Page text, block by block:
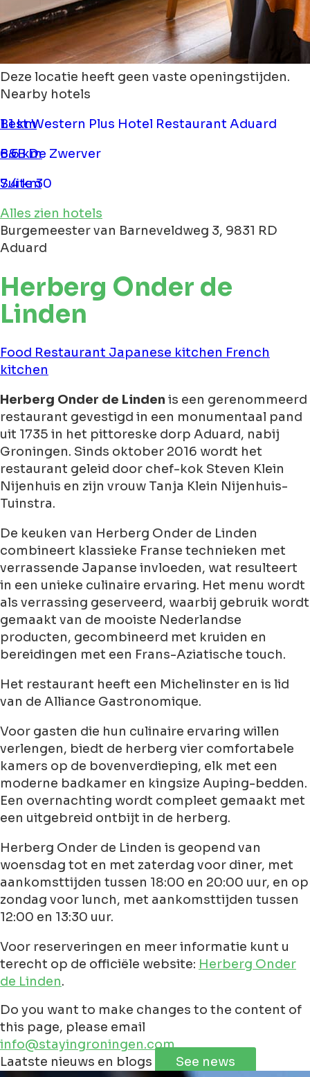
Deze locatie heeft geen vaste openingstijden.
Nearby hotels
Best Western Plus Hotel Restaurant Aduard
1.1 km
B&B De Zwerver
6.6 km
Suite 30
7.4 km
Alles zien hotels
Burgemeester van Barneveldweg 3, 9831 RD
Aduard
Herberg Onder de
Linden
Food Restaurant Japanese kitchen French
kitchen
Herberg Onder de Linden is een gerenommeerd
restaurant gevestigd in een monumentaal pand
uit 1735 in het pittoreske dorp Aduard, nabij
Groningen. Sinds oktober 2016 wordt het
restaurant geleid door chef-kok Steven Klein
Nijenhuis en zijn vrouw Tanja Klein Nijenhuis-
Tuinstra.
De keuken van Herberg Onder de Linden
combineert klassieke Franse technieken met
verrassende Japanse invloeden, wat resulteert
in een unieke culinaire ervaring. Het menu wordt
als verrassing geserveerd, waarbij gebruik wordt
gemaakt van de mooiste Nederlandse
producten, gecombineerd met kruiden en
bereidingen met een Frans-Aziatische touch.
Het restaurant heeft een Michelinster en is lid
van de Alliance Gastronomique.
Voor gasten die hun culinaire ervaring willen
verlengen, biedt de herberg vier comfortabele
kamers op de bovenverdieping, elk met een
moderne badkamer en kingsize Auping-bedden.
Een overnachting wordt compleet gemaakt met
een uitgebreid ontbijt in de herberg.
Herberg Onder de Linden is geopend van
woensdag tot en met zaterdag voor diner, met
aankomsttijden tussen 18:00 en 20:00 uur, en op
zondag voor lunch, met aankomsttijden tussen
12:00 en 13:30 uur.
Voor reserveringen en meer informatie kunt u
terecht op de officiële website: Herberg Onder
de Linden.
Do you want to make changes to the content of
this page, please email
info@stayingroningen.com
+
Leaflet | ©JawgMaps©OpenStreetMapcontributorss
Laatste nieuws en blogs See news